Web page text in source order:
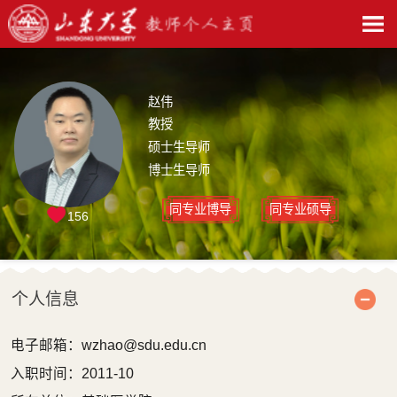
赵伟
教授
硕士生导师
博士生导师
同专业博导 同专业硕导
156
个人信息
电子邮箱： wzhao@sdu.edu.cn
入职时间：2011-10